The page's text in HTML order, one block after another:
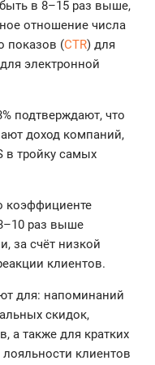
в 8–15 раз выше,
отношение числа
показов (CTR) для
электронной
подтверждают, что
доход компаний,
в тройку самых
коэффициенте
раз выше
за счёт низкой
клиентов.
для: напоминаний
скидок,
а также для кратких
клиентов